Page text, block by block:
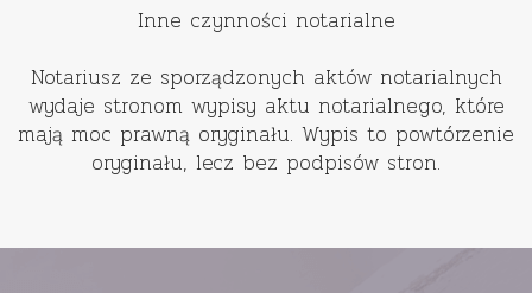
Inne czynności notarialne
Notariusz ze sporządzonych aktów notarialnych
wydaje stronom wypisy aktu notarialnego, które
mają moc prawną oryginału. Wypis to powtórzenie
oryginału, lecz bez podpisów stron.